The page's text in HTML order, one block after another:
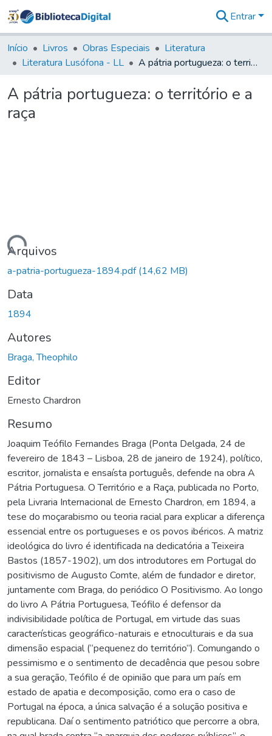
&
Coleções
Tudo na
Digital
Entrar
Início Livros Obras Especiais
Literatura
Literatura Lusófona - LL
A pátria portugueza: o território e a raça
A pátria portugueza: o território e a
raça
Arquivos
a-patria-portugueza-1894.pdf(14,62 MB)
Data
1894
Autores
Braga, Theophilo
Editor
Ernesto Chardron
Resumo
Joaquim Teófilo Fernandes Braga (Ponta Delgada, 24 de
fevereiro de 1843 – Lisboa, 28 de janeiro de 1924), político,
escritor, jornalista e ensaísta português, defende na obra A
Pátria Portuguesa. O Território e a Raça, publicada no Porto,
pela Livraria Internacional de Ernesto Chardron, em 1894, a
tese do moçarabismo ou teoria racial para explicar a diferença
essencial entre os portugueses e os povos ibéricos. A matriz
ideológica do livro é identificada na dedicatória a Teixeira
Bastos (1857-1902), um dos introdutores em Portugal do
positivismo de Augusto Comte, além de fundador e diretor,
juntamente com Braga, do periódico O Positivismo. Ao longo
do livro A Pátria Portuguesa, Teófilo é defensor da
indivisibilidade política de Portugal, em virtude das suas
características geográfico-naturais e etnoculturais e da sua
dimensão espacial (“pequenez do território”). Comungando o
pessimismo e o sentimento de decadência que pesou sobre
a sua geração, Teófilo é de opinião que para um país em
estado de apatia e decomposição, como era o caso de
Portugal na época, a única salvação é a solução positiva e
republicana. Daí o sentimento patriótico que percorre a obra,